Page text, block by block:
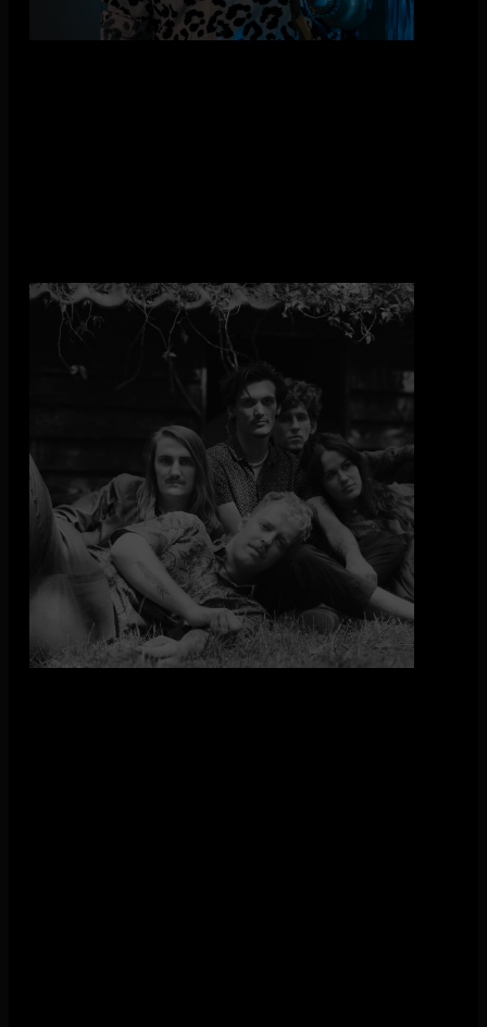
De Mis
De Mis maakt theatrale Nederlandstalige (post-)punk,
gedragen door een sektarische muur van gitaren terwijl een
hysterische vrouw je de waarheid predikt. Je wordt
gedwongen tot tranen in de moshpit, en tot contemplatie
tijdens het headbangen.
Laat je onderdompelen in teksten over het oedipuscomplex,
liefde voor de daad en grootheidswaanzin. En laat je
tegelijkertijd verleiden met manische intensiteit à la Savages
en Sonic Youth. Gewapend met ironie stookt De Mis het vuur
op, want de wereld staat al in brand.
Omdat bandlid Sjoerd geboren en getogen is in Hilverum,
heeft hij al enige podiumervaring in de regio met
musicalproducties. Nu is het tijd om met De Mis een